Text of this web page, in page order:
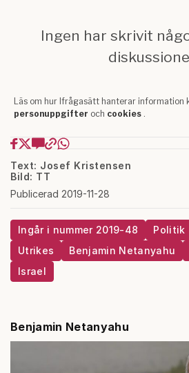
Text: Josef Kristensen
Bild: TT
Publicerad 2019-11-28
Ingår i nummer 2019-48 Politik
Utrikes
Benjamin Netanyahu
Israel
Benjamin Netanyahu